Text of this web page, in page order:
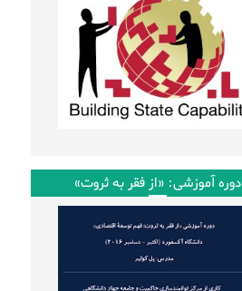
دوره آموزشی: «از فقر به ثروت»